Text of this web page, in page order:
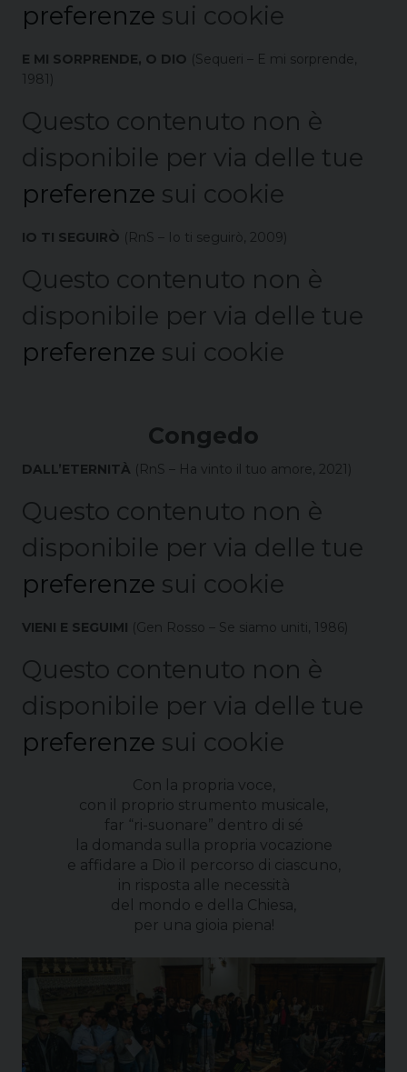
preferenze sui cookie
E MI SORPRENDE, O DIO (Sequeri – E mi sorprende,
1981)
Questo contenuto non è
disponibile per via delle tue
preferenze sui cookie
IO TI SEGUIRÒ (RnS – Io ti seguirò, 2009)
Questo contenuto non è
disponibile per via delle tue
preferenze sui cookie
Congedo
DALL’ETERNITÀ (RnS – Ha vinto il tuo amore, 2021)
Questo contenuto non è
disponibile per via delle tue
preferenze sui cookie
VIENI E SEGUIMI (Gen Rosso – Se siamo uniti, 1986)
Questo contenuto non è
disponibile per via delle tue
preferenze sui cookie
Con la propria voce,
con il proprio strumento musicale,
far “ri-suonare” dentro di sé
la domanda sulla propria vocazione
e affidare a Dio il percorso di ciascuno,
in risposta alle necessità
del mondo e della Chiesa,
per una gioia piena!